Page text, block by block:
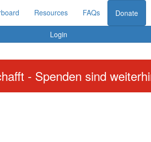
Resources FAQs Donate
Login
- Spenden sind